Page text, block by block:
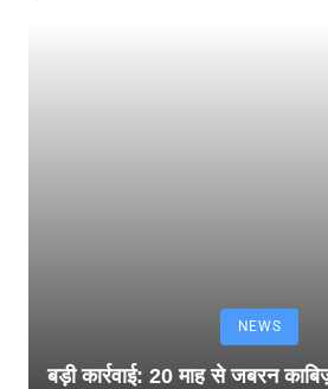
NEWS
बड़ी कार्रवाई: 20 माह से जबरन